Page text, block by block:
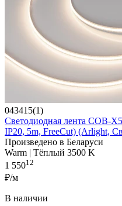
043415(1)
Светодиодная лента COB-
IP20, 5m, FreeСut) (Arlight,
Произведено в Беларуси
Warm | Тёплый 3500 K
1 55012
₽/м
В наличии